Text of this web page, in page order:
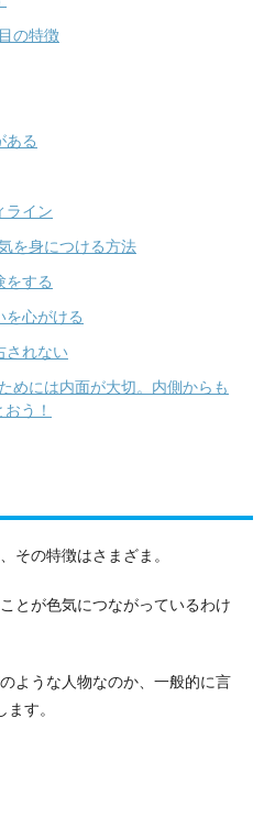
の特徴
ある
ライン
を身につける方法
をする
を心がける
されない
めには内面が大切。内側からも
う！
その特徴はさまざま。
とが色気につながっているわけ
ような人物なのか、一般的に言
す。